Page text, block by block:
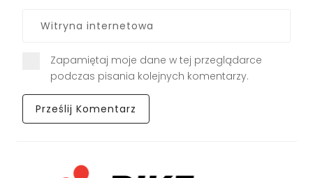
Zapamiętaj moje dane w tej przeglądarce
podczas pisania kolejnych komentarzy.